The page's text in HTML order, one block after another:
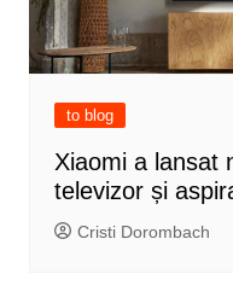
to blog
Xiaomi a lansat
televizor și
Cristi Dorombach